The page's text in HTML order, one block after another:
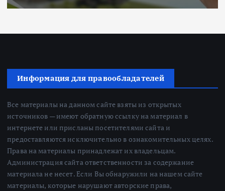
Информация для правообладателей
Все материалы на данном сайте взяты из открытых
источников — имеют обратную ссылку на материал в
интернете или присланы посетителями сайта и
предоставляются исключительно в ознакомительных целях.
Права на материалы принадлежат их владельцам.
Администрация сайта ответственности за содержание
материала не несет. Если Вы обнаружили на нашем сайте
материалы, которые нарушают авторские права,